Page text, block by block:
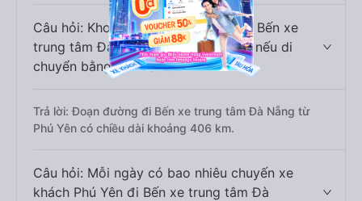
Câu hỏi: Khoảng cách từ Phú Yên đi Bến xe
trung tâm Đà Nẵng là bao nhiêu km nếu di
chuyển bằng xe khách?
Trả lời: Đoạn đường đi Bến xe trung tâm Đà Nẵng từ
Phú Yên có chiều dài khoảng 406 km.
Câu hỏi: Mỗi ngày có bao nhiêu chuyến xe
khách Phú Yên đi Bến xe trung tâm Đà